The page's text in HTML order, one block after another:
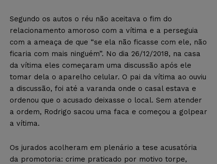
Segundo os autos o réu não aceitava o fim do
relacionamento amoroso com a vítima e a perseguia
com a ameaça de que “se ela não ficasse com ele, não
ficaria com mais ninguém”. No dia 26/12/2018, na casa
da vítima eles começaram uma discussão após ele
tomar dela o aparelho celular. O pai da vítima ao ouviu
a discussão, foi até a varanda onde o casal estava e
ordenou que o acusado deixasse o local. Sem atender
a ordem, Rodrigo sacou uma faca e começou a golpear
a vítima.
Os jurados acolheram em plenário a tese acusatória
da promotoria: crime praticado por motivo torpe,